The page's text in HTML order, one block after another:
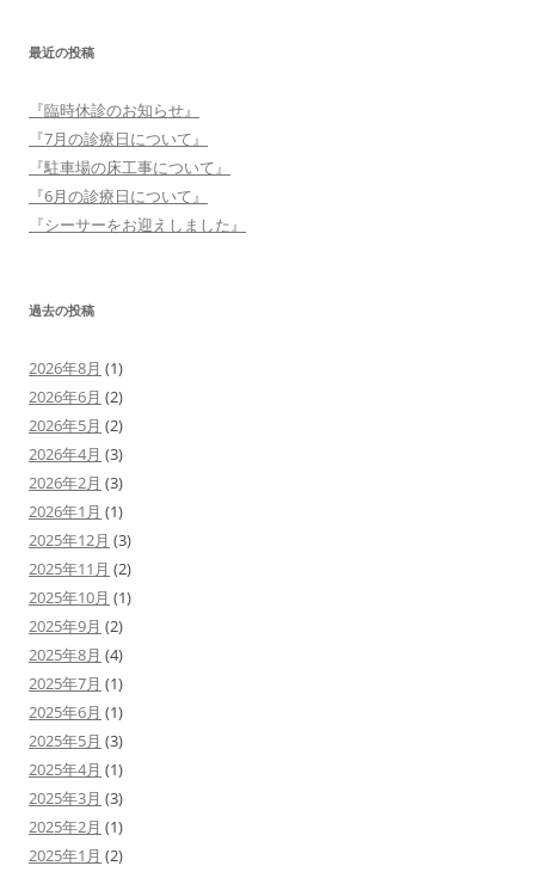
最近の投稿
『臨時休診のお知らせ』
『7月の診療日について』
『駐車場の床工事について』
『6月の診療日について』
『シーサーをお迎えしました』
過去の投稿
2026年8月 (1)
2026年6月 (2)
2026年5月 (2)
2026年4月 (3)
2026年2月 (3)
2026年1月 (1)
2025年12月 (3)
2025年11月 (2)
2025年10月 (1)
2025年9月 (2)
2025年8月 (4)
2025年7月 (1)
2025年6月 (1)
2025年5月 (3)
2025年4月 (1)
2025年3月 (3)
2025年2月 (1)
2025年1月 (2)